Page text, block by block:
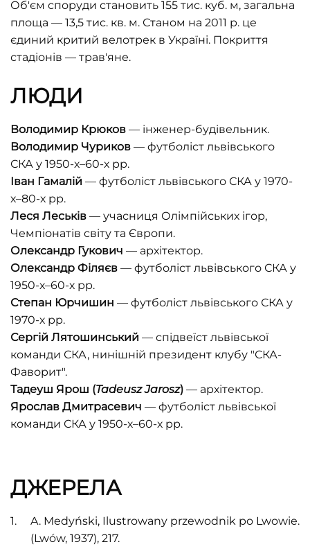
Об'єм споруди становить 155 тис. куб. м, загальна
площа — 13,5 тис. кв. м. Станом на 2011 р. це
єдиний критий велотрек в Україні. Покриття
стадіонів — трав'яне.
ЛЮДИ
Володимир Крюков — інженер-будівельник.
Володимир Чуриков — футболіст львівського
СКА у 1950-х–60-х рр.
Іван Гамалій — футболіст львівського СКА у 1970-
х–80-х рр.
Леся Леськів — учасниця Олімпійських ігор,
Чемпіонатів світу та Європи.
Олександр Гукович — архітектор.
Олександр Філяєв — футболіст львівського СКА у
1950-х–60-х рр.
Степан Юрчишин — футболіст львівського СКА у
1970-х рр.
Сергій Лятошинський — спідвеїст львівської
команди СКА, нинішній президент клубу "СКА-
Фаворит".
Тадеуш Ярош (Tadeusz Jarosz) — архітектор.
Ярослав Дмитрасевич — футболіст львівської
команди СКА у 1950-х–60-х рр.
ДЖЕРЕЛА
A. Medyński, Ilustrowany przewodnik po Lwowie.
(Lwów, 1937), 217.